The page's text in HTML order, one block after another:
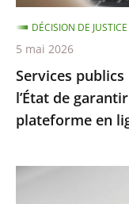
de
garantir
un
accès
normal
à
plateforme
Services publics
l’État de
plateforme en
DÉCISION DE JUSTICE
5 mai 2026
Protection